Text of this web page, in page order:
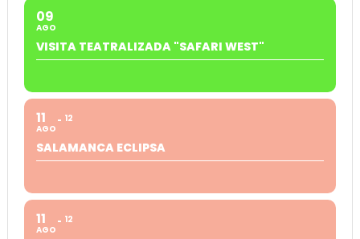
09
AGO
VISITA TEATRALIZADA "SAFARI WEST"
11
AGO
12
SALAMANCA ECLIPSA
11
AGO
12